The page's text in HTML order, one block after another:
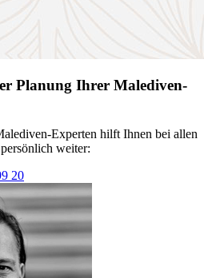
Planung Ihrer Malediven-
Experten hilft Ihnen bei allen
weiter:
20